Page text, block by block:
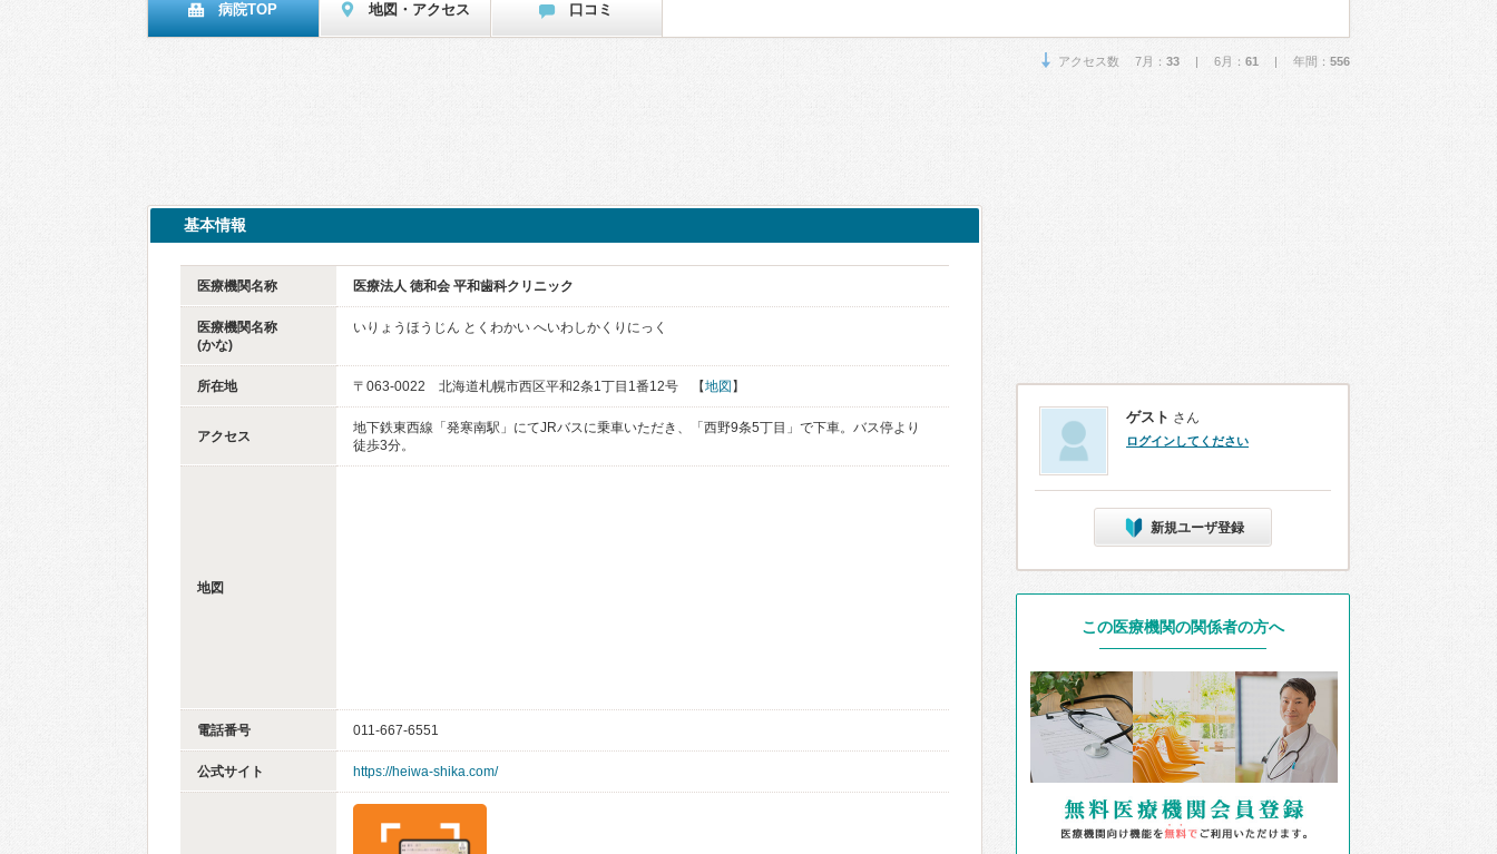
病院TOP 地図・アクセス 口コミ
アクセス数 7月： 33 | 6月： 61 | 年間： 556
基本情報
医療機関名称 医療法人 徳和会 平和歯科クリニック
医療機関名称
(かな)
いりょうほうじん とくわかい へいわしかくりにっく
所在地 〒063-0022 北海道札幌市西区平和2条1丁目1番12号 【地図 】
アクセス
地下鉄東西線「発寒南駅」にてJRバスに乗車いただき、「西野9条5丁目」で下車。バス停より
徒歩3分。
地図
電話番号 011-667-6551
公式サイト https://heiwa-shika.com/
ゲスト さん
ログインしてください
新規ユーザ登録
この医療機関の関係者の方へ